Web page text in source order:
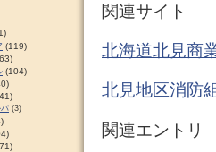
関連サイト
北海道北見商
北見地区消防
関連エントリ
(119)
(104)
(3)